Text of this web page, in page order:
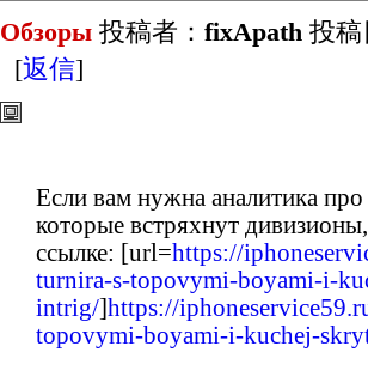
Обзоры 投稿者： fixApath 投稿
[返信]
Если вам нужна аналитика
которые встряхнут
ссылке: [url=https://
turnira-s-topovymi-boyami-i-
intrig/]https://
topovymi-boyami-i-kuchej-